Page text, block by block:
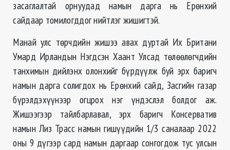
засаглалтай орнуудад намын дарга нь Ерөнхий
сайдаар томилогддог нийтлэг жишигтэй.
Манай улс төрчдийн жишээ авах дуртай Их Британи
Умард Ирландын Нэгдсэн Хаант Улсад төлөөлөгчдийн
танхимын дийлэнх олонхийг бүрдүүлж буй эрх баригч
намын дарга солигдох нь Ерөнхий сайд, Засгийн газар
бүрэлдэхүүнээр огцрох нэг үндэслэл болдог аж.
Жишээгээр тайлбарлавал, эрх баригч Консерватив
намын Лиз Трасс намын гишүүдийн 1/3 саналаар 2022
оны 9 дүгээр сард намын даргаар сонгогдож тус улсын